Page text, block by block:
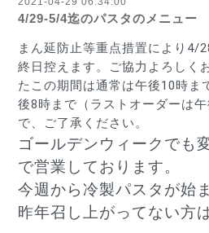
4/29-5/4迄のパスタのメニュー
まん延防止等重点措置により4/
終日控えます。ご協力よろしく
たこの期間は通常は午後10時ま
後8時まで（ラストオーダーは
で、ご了承ください。
ゴールデンウィークでも
で営業しております。
今週から冷製パスタが始
昨年召し上がってない方